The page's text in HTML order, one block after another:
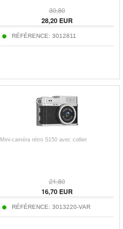
30,80
28,20EUR
RÉFÉRENCE: 3012811
Mini-caméra rétro S150 avec collier
21,80
16,70EUR
RÉFÉRENCE: 3013220-VAR